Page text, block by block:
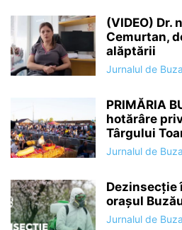
(VIDEO) Dr.
Cemurtan,
alăptării
Jurnalul de
PRIMĂRIA
hotărâre
Târgului
Jurnalul de
Dezinsecție
orașul
Jurnalul de